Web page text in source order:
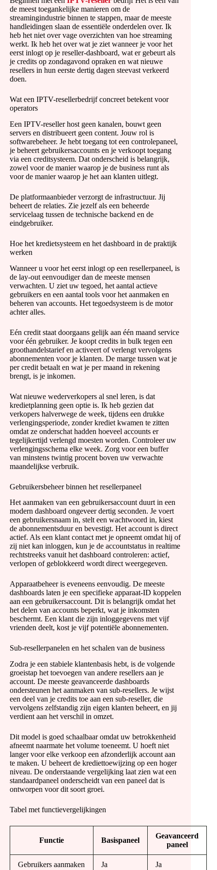
de meest toegankelijke manieren om de
streamingindustrie binnen te stappen, maar de meeste
handleidingen slaan de essentiële onderdelen over. Ik
heb het niet over vage overzichten van hoe streaming
werkt. Ik heb het over wat je ziet wanneer je voor het
eerst inlogt op je reseller-dashboard, wat er gebeurt als
je credits op zondagavond opraken en wat nieuwe
resellers in hun eerste dertig dagen steevast verkeerd
doen.
Wat een IPTV-resellerbedrijf concreet betekent voor
operators
Een IPTV-reseller host geen kanalen, bouwt geen
servers en distribueert geen content. Jouw rol is
softwarebeheer. Je hebt toegang tot een controlepaneel,
je beheert gebruikersaccounts en je verkoopt toegang
via een creditsysteem. Dat onderscheid is belangrijk,
zowel voor de manier waarop je de business runt als
voor de manier waarop je het aan klanten uitlegt.
De platformaanbieder verzorgt de infrastructuur. Jij
beheert de relaties. Zie jezelf als een beheerde
servicelaag tussen de technische backend en de
eindgebruiker.
Hoe het kredietsysteem en het dashboard in de praktijk
werken
Wanneer u voor het eerst inlogt op een resellerpaneel, is
de lay-out eenvoudiger dan de meeste mensen
verwachten. U ziet uw tegoed, het aantal actieve
gebruikers en een aantal tools voor het aanmaken en
beheren van accounts. Het tegoedsysteem is de motor
achter alles.
Eén credit staat doorgaans gelijk aan één maand service
voor één gebruiker. Je koopt credits in bulk tegen een
groothandelstarief en activeert of verlengt vervolgens
abonnementen voor je klanten. De marge tussen wat je
per credit betaalt en wat je per maand in rekening
brengt, is je inkomen.
Wat nieuwe wederverkopers al snel leren, is dat
kredietplanning geen optie is. Ik heb gezien dat
verkopers halverwege de week, tijdens een drukke
verlengingsperiode, zonder krediet kwamen te zitten
omdat ze onderschat hadden hoeveel accounts er
tegelijkertijd verlengd moesten worden. Controleer uw
verlengingsschema elke week. Zorg voor een buffer
van minstens twintig procent boven uw verwachte
maandelijkse verbruik.
Gebruikersbeheer binnen het resellerpaneel
Het aanmaken van een gebruikersaccount duurt in een
modern dashboard ongeveer dertig seconden. Je voert
een gebruikersnaam in, stelt een wachtwoord in, kiest
de abonnementsduur en bevestigt. Het account is direct
actief. Als een klant contact met je opneemt omdat hij of
zij niet kan inloggen, kun je de accountstatus in realtime
rechtstreeks vanuit het dashboard controleren: actief,
verlopen of geblokkeerd wordt direct weergegeven.
Apparaatbeheer is eveneens eenvoudig. De meeste
dashboards laten je een specifieke apparaat-ID koppelen
aan een gebruikersaccount. Dit is belangrijk omdat het
het delen van accounts beperkt, wat je inkomsten
beschermt. Een klant die zijn inloggegevens met vijf
vrienden deelt, kost je vijf potentiële abonnementen.
Sub-resellerpanelen en het schalen van de business
Zodra je een stabiele klantenbasis hebt, is de volgende
groeistap het toevoegen van andere resellers aan je
account. De meeste geavanceerde dashboards
ondersteunen het aanmaken van sub-resellers. Je wijst
een deel van je credits toe aan een sub-reseller, die
vervolgens zelfstandig zijn eigen klanten beheert, en jij
verdient aan het verschil in omzet.
Dit model is goed schaalbaar omdat uw betrokkenheid
afneemt naarmate het volume toeneemt. U hoeft niet
langer voor elke verkoop een afzonderlijk account aan
te maken. U beheert de krediettoewijzing op een hoger
niveau. De onderstaande vergelijking laat zien wat een
standaardpaneel onderscheidt van een paneel dat is
ontworpen voor dit soort groei.
Tabel met functievergelijkingen
Functie Basispaneel
Geavanceerd
paneel
Gebruikers aanmaken Ja Ja